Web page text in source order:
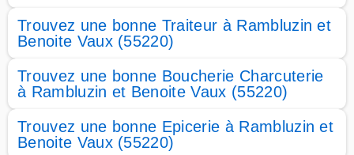
Trouvez une bonne Traiteur à Rambluzin et
Benoite Vaux (55220)
Trouvez une bonne Boucherie Charcuterie
à Rambluzin et Benoite Vaux (55220)
Trouvez une bonne Epicerie à Rambluzin et
Benoite Vaux (55220)